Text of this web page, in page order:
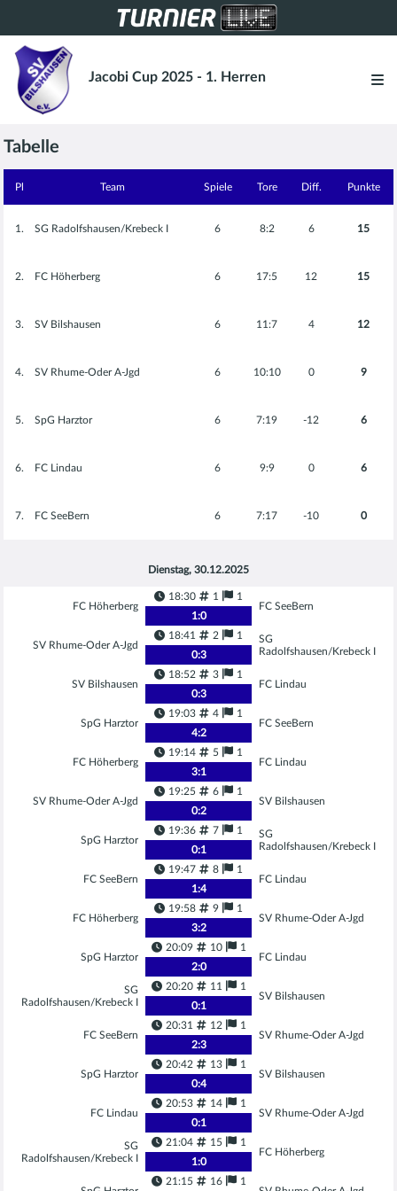
Jacobi Cup 2025 - 1. Herren
Tabelle
Pl Team Spiele Tore Diff. Punkte
1. SG Radolfshausen/Krebeck I 6 8:2 6 15
2. FC Höherberg 6 17:5 12 15
3. SV Bilshausen 6 11:7 4 12
4. SV Rhume-Oder A-Jgd 6 10:10 0 9
5. SpG Harztor 6 7:19 -12 6
6. FC Lindau 6 9:9 0 6
7. FC SeeBern 6 7:17 -10 0
Dienstag, 30.12.2025
FC Höherberg
18:30 1
1
1:0
FC SeeBern
SV Rhume-Oder A-Jgd
18:41 2
1
0:3
SG
Radolfshausen/Krebeck I
SV Bilshausen
18:52 3
1
0:3
FC Lindau
SpG Harztor
19:03 4
1
4:2
FC SeeBern
FC Höherberg
19:14 5
1
3:1
FC Lindau
SV Rhume-Oder A-Jgd
19:25 6
1
0:2
SV Bilshausen
SpG Harztor
19:36 7
1
0:1
SG
Radolfshausen/Krebeck I
FC SeeBern
19:47 8
1
1:4
FC Lindau
FC Höherberg
19:58 9
1
3:2
SV Rhume-Oder A-Jgd
SpG Harztor
20:09 10
1
2:0
FC Lindau
SG
Radolfshausen/Krebeck I
20:20 11
1
0:1
SV Bilshausen
FC SeeBern
20:31 12
1
2:3
SV Rhume-Oder A-Jgd
SpG Harztor
20:42 13
1
0:4
SV Bilshausen
FC Lindau
20:53 14
1
0:1
SV Rhume-Oder A-Jgd
SG
Radolfshausen/Krebeck I
21:04 15
1
1:0
FC Höherberg
21:15 16
1